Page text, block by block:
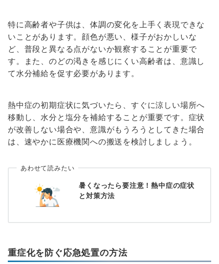
特に高齢者や子供は、体調の変化を上手く表現できな
いことがあります。顔色が悪い、様子がおかしいな
ど、普段と異なる点がないか観察することが重要で
す。また、のどの渇きを感じにくい高齢者は、意識し
て水分補給を促す必要があります。
熱中症の初期症状に気づいたら、すぐに涼しい場所へ
移動し、水分と塩分を補給することが重要です。症状
が改善しない場合や、意識がもうろうとしてきた場合
は、速やかに医療機関への搬送を検討しましょう。
あわせて読みたい
暑くなったら要注意！熱中症の症状
と対策方法
重症化を防ぐ応急処置の方法